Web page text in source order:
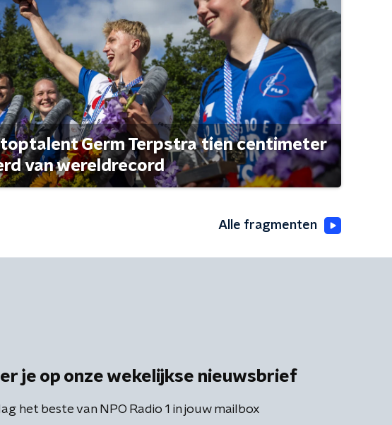
Germ Terpstra tien centimeter
van wereldrecord
Alle fragmenten
je op onze wekelijkse nieuwsbrief
het beste van NPO Radio 1 in jouw mailbox